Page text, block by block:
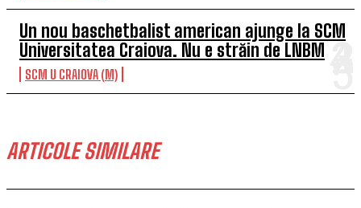
Un nou baschetbalist american ajunge la SCM
Universitatea Craiova. Nu e străin de LNBM
SCM U CRAIOVA (M)
ARTICOLE SIMILARE